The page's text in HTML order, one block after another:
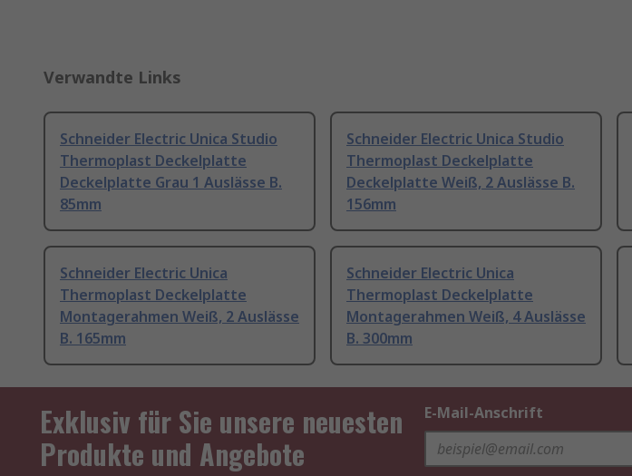
Verwandte Links
Schneider Electric Unica Studio
Thermoplast Deckelplatte
Deckelplatte Grau 1 Auslässe B.
85mm
Schneider Electric Unica Studio
Thermoplast Deckelplatte
Deckelplatte Weiß, 2 Auslässe B.
156mm
Schneider Electric Unica
Thermoplast Deckelplatte
Montagerahmen Weiß, 2 Auslässe
B. 165mm
Schneider Electric Unica
Thermoplast Deckelplatte
Montagerahmen Weiß, 4 Auslässe
B. 300mm
Exklusiv für Sie unsere neuesten
Produkte und Angebote
E-Mail-Anschrift